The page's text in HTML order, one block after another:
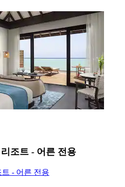
조트 - 어른 전용
- 어른 전용